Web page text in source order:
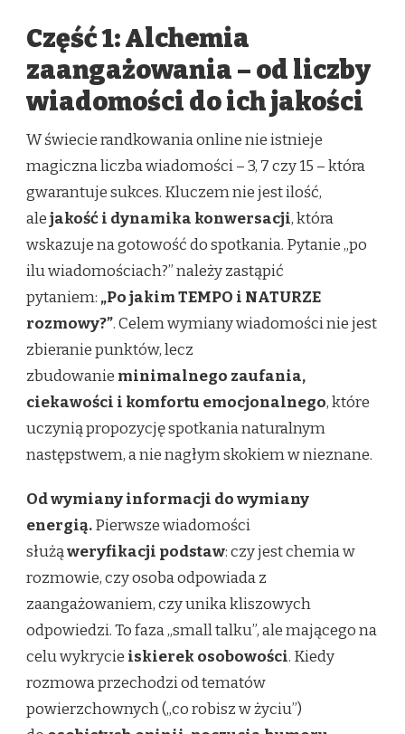
Część 1: Alchemia
zaangażowania – od liczby
wiadomości do ich jakości
W świecie randkowania online nie istnieje
magiczna liczba wiadomości – 3, 7 czy 15 – która
gwarantuje sukces. Kluczem nie jest ilość,
alejakość i dynamika konwersacji, która
wskazuje na gotowość do spotkania. Pytanie „po
ilu wiadomościach?” należy zastąpić
pytaniem: „Po jakim TEMPO i NATURZE
rozmowy?”. Celem wymiany wiadomości nie jest
zbieranie punktów, lecz
zbudowanie minimalnego zaufania,
ciekawości i komfortu emocjonalnego, które
uczynią propozycję spotkania naturalnym
następstwem, a nie nagłym skokiem w nieznane.
Od wymiany informacji do wymiany
energią.Pierwsze wiadomości
służąweryfikacji podstaw: czy jest chemia w
rozmowie, czy osoba odpowiada z
zaangażowaniem, czy unika kliszowych
odpowiedzi. To faza „small talku”, ale mającego na
celu wykrycie iskierek osobowości. Kiedy
rozmowa przechodzi od tematów
powierzchownych („co robisz w życiu”)